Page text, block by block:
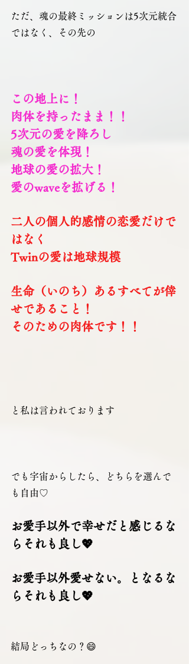
ただ、魂の最終ミッションは5次元統合
ではなく、その先の
この地上に！
肉体を持ったまま！！
5次元の愛を降ろし
魂の愛を体現！
地球の愛の拡大！
愛のwaveを拡げる！
二人の個人的感情の恋愛だけで
はなく
Twinの愛は地球規模
生命（いのち）あるすべてが倖
せであること！
そのための肉体です！！
と私は言われております
でも宇宙からしたら、どちらを選んで
も自由♡
お愛手以外で幸せだと感じるな
らそれも良し💖
お愛手以外愛せない。となるな
らそれも良し💖
結局どっちなの？😄